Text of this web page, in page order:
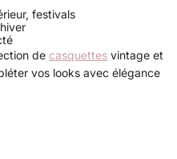
festivals
de casquettes vintage et
vos looks avec élégance